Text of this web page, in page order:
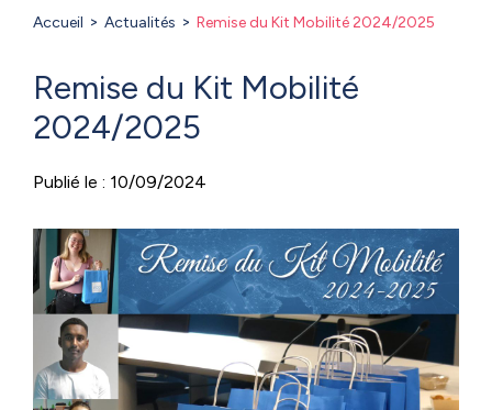
Accueil Actualités Remise du Kit Mobilité 2024/2025
Remise du Kit Mobilité
2024/2025
Publié le : 10/09/2024